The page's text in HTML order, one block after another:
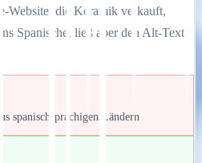
Website, die Keramik verkauft,
Spanische, ließ aber den Alt-Text
spanischsprachigen Ländern